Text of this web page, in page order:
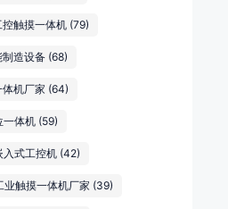
控触摸一体机(79)
制造设备(68)
机厂家 (64)
一体机(59)
入式工控机(42)
业触摸一体机厂家 (39)